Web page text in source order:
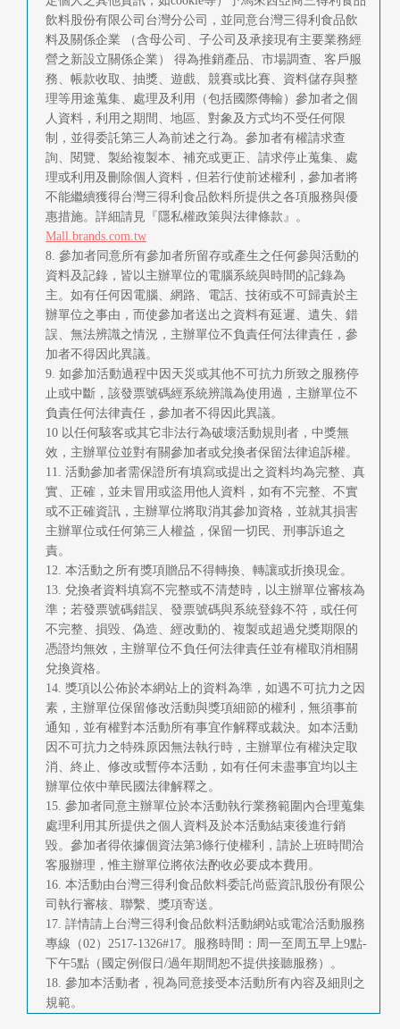
飲料股份有限公司台灣分公司，並同意台灣三得利食品飲
料及關係企業 （含母公司、子公司及承接現有主要業務經
營之新設立關係企業） 得為推銷產品、市場調查、客戶服
務、帳款收取、抽獎、遊戲、競賽或比賽、資料儲存與整
理等用途蒐集、處理及利用（包括國際傳輸）參加者之個
人資料，利用之期間、地區、對象及方式均不受任何限
制，並得委託第三人為前述之行為。參加者有權請求查
詢、閱覽、製給複製本、補充或更正、請求停止蒐集、處
理或利用及刪除個人資料，但若行使前述權利，參加者將
不能繼續獲得台灣三得利食品飲料所提供之各項服務與優
惠措施。詳細請見『隱私權政策與法律條款』。
Mall.brands.com.tw
8. 參加者同意所有參加者所留存或產生之任何參與活動的
資料及記錄，皆以主辦單位的電腦系統與時間的記錄為
主。如有任何因電腦、網路、電話、技術或不可歸責於主
辦單位之事由，而使參加者送出之資料有延遲、遺失、錯
誤、無法辨識之情況，主辦單位不負責任何法律責任，參
加者不得因此異議。
9. 如參加活動過程中因天災或其他不可抗力所致之服務停
止或中斷，該發票號碼經系統辨識為使用過，主辦單位不
負責任何法律責任，參加者不得因此異議。
10 以任何駭客或其它非法行為破壞活動規則者，中獎無
效，主辦單位並對有關參加者或兌換者保留法律追訴權。
11. 活動參加者需保證所有填寫或提出之資料均為完整、真
實、正確，並未冒用或盜用他人資料，如有不完整、不實
或不正確資訊，主辦單位將取消其參加資格，並就其損害
主辦單位或任何第三人權益，保留一切民、刑事訴追之
責。
12. 本活動之所有獎項贈品不得轉換、轉讓或折換現金。
13. 兌換者資料填寫不完整或不清楚時，以主辦單位審核為
準；若發票號碼錯誤、發票號碼與系統登錄不符，或任何
不完整、損毀、偽造、經改動的、複製或超過兌獎期限的
憑證均無效，主辦單位不負任何法律責任並有權取消相關
兌換資格。
14. 獎項以公佈於本網站上的資料為準，如遇不可抗力之因
素，主辦單位保留修改活動與獎項細節的權利，無須事前
通知，並有權對本活動所有事宜作解釋或裁決。如本活動
因不可抗力之特殊原因無法執行時，主辦單位有權決定取
消、終止、修改或暫停本活動，如有任何未盡事宜均以主
辦單位依中華民國法律解釋之。
15. 參加者同意主辦單位於本活動執行業務範圍內合理蒐集
處理利用其所提供之個人資料及於本活動結束後進行銷
毀。參加者得依據個資法第3條行使權利，請於上班時間洽
客服辦理，惟主辦單位將依法酌收必要成本費用。
16. 本活動由台灣三得利食品飲料委託尚藍資訊股份有限公
司執行審核、聯繫、獎項寄送。
17. 詳情請上台灣三得利食品飲料活動網站或電洽活動服務
專線（02）2517-1326#17。服務時間：周一至周五早上9點-
下午5點（國定例假日/過年期間恕不提供接聽服務）。
18. 參加本活動者，視為同意接受本活動所有內容及細則之
規範。